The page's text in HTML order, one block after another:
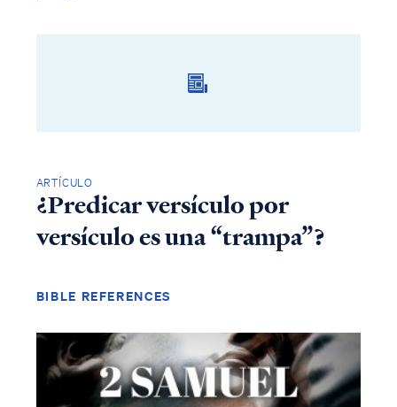
ARTÍCULO
¿Predicar versículo por
versículo es una “trampa”?
BIBLE REFERENCES